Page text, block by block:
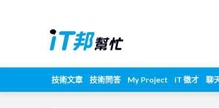
技術文章 技術問答 My Project iT 徵才 聊